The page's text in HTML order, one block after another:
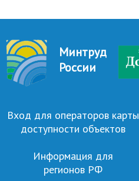
Минтруд
России
Вход для операторов карты
доступности объектов
Информация для
регионов РФ